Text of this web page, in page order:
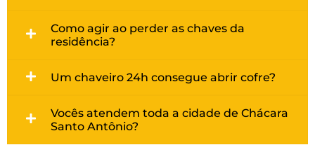
Como agir ao perder as chaves da
residência?
Um chaveiro 24h consegue abrir cofre?
Vocês atendem toda a cidade de Chácara
Santo Antônio?